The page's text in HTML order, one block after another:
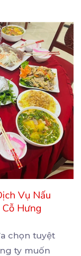
Vụ Nấu
Hưng
chọn tuyệt
ty muốn